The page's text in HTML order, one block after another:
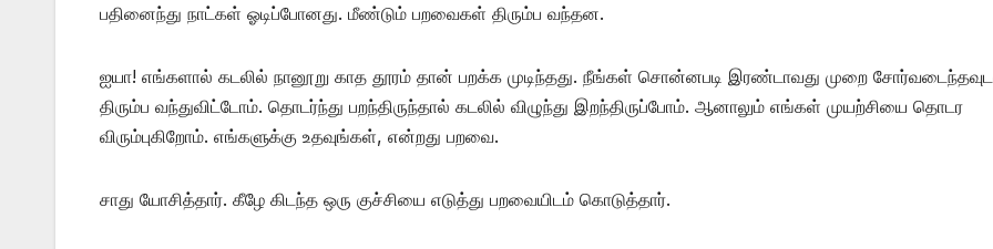
பதினைந்து நாட்கள் ஓடிப்போனது. மீண்டும் பறவைகள் திரும்ப வந்தன.
ஐயா! எங்களால் கடலில் நானூறு காத தூரம் தான் பறக்க முடிந்தது. நீங்கள் சொன்னபடி இரண்டாவது முறை
திரும்ப வந்துவிட்டோம். தொடர்ந்து பறந்திருந்தால் கடலில் விழுந்து இறந்திருப்போம். ஆனாலும் எங்கள் முயற்சியை தொடர
விரும்புகிறோம். எங்களுக்கு உதவுங்கள், என்றது பறவை.
சாது யோசித்தார். கீழே கிடந்த ஒரு குச்சியை எடுத்து பறவையிடம் கொடுத்தார்.